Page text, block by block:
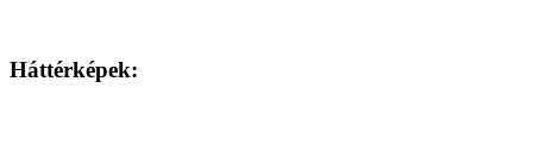
Háttérképek: